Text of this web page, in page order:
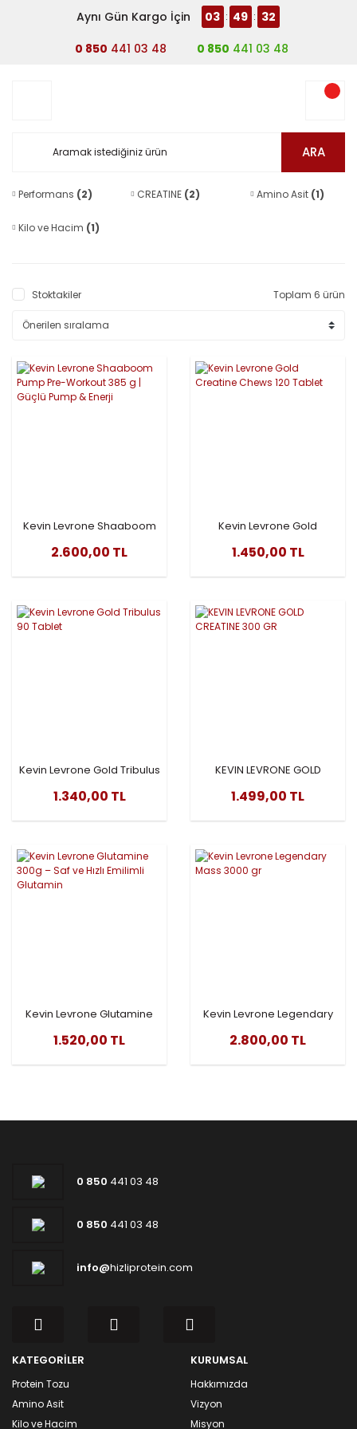
Aynı Gün Kargo İçin 03 : 49 : 32
0 850 441 03 48 0 850 441 03 48
ARA
Performans (2) CREATINE (2) Amino Asit (1)
Kilo ve Hacim (1)
Stoktakiler Toplam 6 ürün
Kevin Levrone Shaaboom
Pump Pre-Workout 385 g |
2.600,00 TL
Kevin Levrone Gold
Creatine Chews 120 Tablet
1.450,00 TL
Kevin Levrone Gold Tribulus
90 Tablet
1.340,00 TL
KEVIN LEVRONE GOLD
CREATINE 300 GR
1.499,00 TL
Kevin Levrone Glutamine
300g – Saf ve Hızlı Emilimli
1.520,00 TL
Kevin Levrone Legendary
Mass 3000 gr
2.800,00 TL
0 850 441 03 48
0 850 441 03 48
info@hizliprotein.com
KATEGORİLER
Protein Tozu
Amino Asit
Kilo ve Hacim
KURUMSAL
Hakkımızda
Vizyon
Misyon